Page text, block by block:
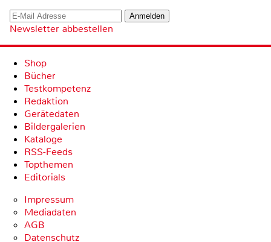
Newsletter abbestellen
Shop
Bücher
Testkompetenz
Redaktion
Gerätedaten
Bildergalerien
Kataloge
RSS-Feeds
Topthemen
Editorials
Impressum
Mediadaten
AGB
Datenschutz